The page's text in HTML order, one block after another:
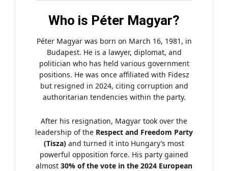
Who is Péter Magyar?
Péter Magyar was born on March 16, 1981, in
Budapest. He is a lawyer, diplomat, and
politician who has held various government
positions. He was once affiliated with Fidesz
but resigned in 2024, citing corruption and
authoritarian tendencies within the party.
After his resignation, Magyar took over the
leadership of the Respect and Freedom Party
(Tisza) and turned it into Hungary’s most
powerful opposition force. His party gained
almost 30% of the vote in the 2024 European